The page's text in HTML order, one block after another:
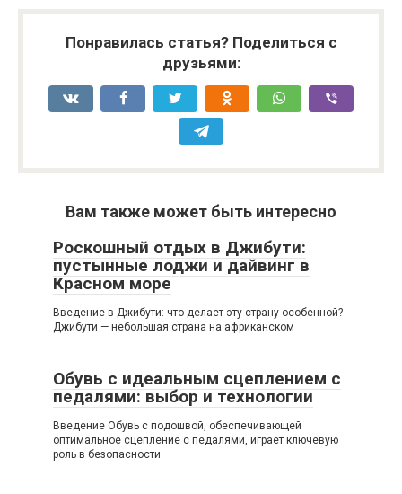
Понравилась статья? Поделиться с
друзьями:
Вам также может быть интересно
Роскошный отдых в Джибути:
пустынные лоджи и дайвинг в
Красном море
Введение в Джибути: что делает эту страну особенной?
Джибути — небольшая страна на африканском
Обувь с идеальным сцеплением с
педалями: выбор и технологии
Введение Обувь с подошвой, обеспечивающей
оптимальное сцепление с педалями, играет ключевую
роль в безопасности